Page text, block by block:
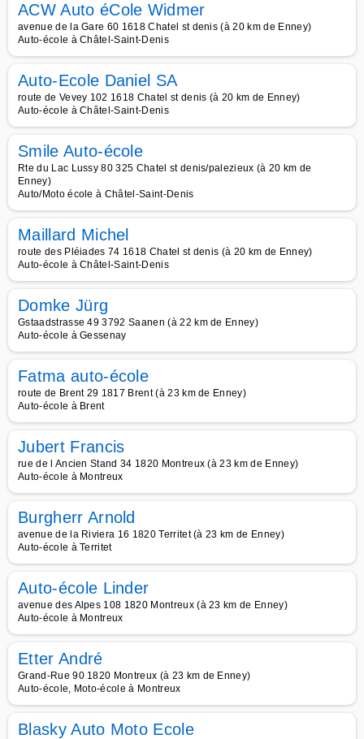
ACW Auto éCole Widmer
avenue de la Gare 60 1618 Chatel st denis (à 20 km de Enney)
Auto-école à Châtel-Saint-Denis
Auto-Ecole Daniel SA
route de Vevey 102 1618 Chatel st denis (à 20 km de Enney)
Auto-école à Châtel-Saint-Denis
Smile Auto-école
Rte du Lac Lussy 80 325 Chatel st denis/palezieux (à 20 km de
Enney)
Auto/Moto école à Châtel-Saint-Denis
Maillard Michel
route des Pléiades 74 1618 Chatel st denis (à 20 km de Enney)
Auto-école à Châtel-Saint-Denis
Domke Jürg
Gstaadstrasse 49 3792 Saanen (à 22 km de Enney)
Auto-école à Gessenay
Fatma auto-école
route de Brent 29 1817 Brent (à 23 km de Enney)
Auto-école à Brent
Jubert Francis
rue de l Ancien Stand 34 1820 Montreux (à 23 km de Enney)
Auto-école à Montreux
Burgherr Arnold
avenue de la Riviera 16 1820 Territet (à 23 km de Enney)
Auto-école à Territet
Auto-école Linder
avenue des Alpes 108 1820 Montreux (à 23 km de Enney)
Auto-école à Montreux
Etter André
Grand-Rue 90 1820 Montreux (à 23 km de Enney)
Auto-école, Moto-école à Montreux
Blasky Auto Moto Ecole